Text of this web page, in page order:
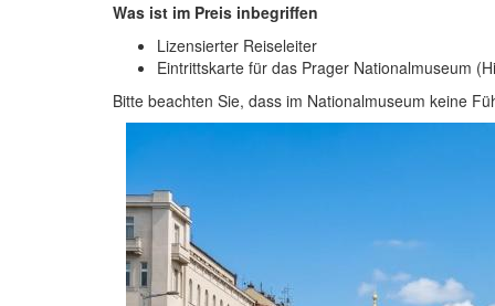
Was ist im Preis inbegriffen
Lizensierter Reiseleiter
Eintrittskarte für das Prager Nationalmuseum
Bitte beachten Sie, dass im Nationalmuseum keine